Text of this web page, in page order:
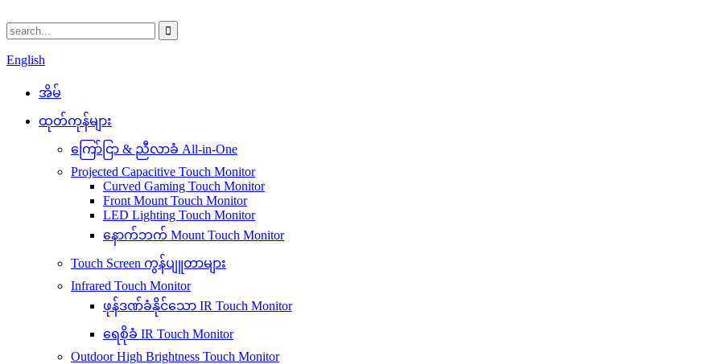
English
အိမ်
ထုတ်ကုန်များ
ကြော်ငြာ & ညီလာခံ All-in-One
Projected Capacitive Touch Monitor
Curved Gaming Touch Monitor
Front Mount Touch Monitor
LED Lighting Touch Monitor
နောက်ဘက် Mount Touch Monitor
Touch Screen ကွန်ပျူတာများ
Infrared Touch Monitor
ဖုန်ဒဏ်ခံနိုင်သော IR Touch Monitor
ရေစိုခံ IR Touch Monitor
Outdoor High Brightness Touch Monitor